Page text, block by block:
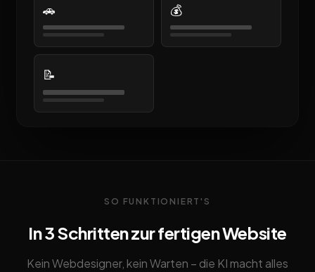
🚗 💰
📝
SO FUNKTIONIERT'S
In 3 Schritten zur fertigen Website
Kein Webdesigner, kein Warten – die KI macht alles